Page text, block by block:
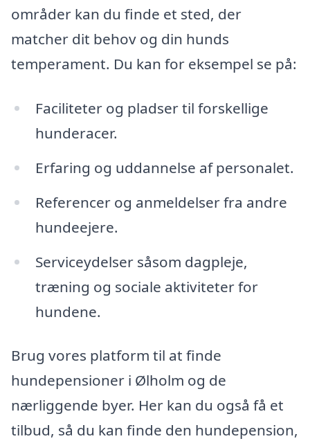
områder kan du finde et sted, der
matcher dit behov og din hunds
temperament. Du kan for eksempel se på:
Faciliteter og pladser til forskellige
hunderacer.
Erfaring og uddannelse af personalet.
Referencer og anmeldelser fra andre
hundeejere.
Serviceydelser såsom dagpleje,
træning og sociale aktiviteter for
hundene.
Brug vores platform til at finde
hundepensioner i Ølholm og de
nærliggende byer. Her kan du også få et
tilbud, så du kan finde den hundepension,